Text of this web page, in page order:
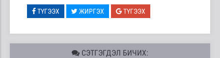
ТҮГЭЭХ ЖИРГЭХ ТҮГЭЭХ
СЭТГЭГДЭЛ БИЧИХ: